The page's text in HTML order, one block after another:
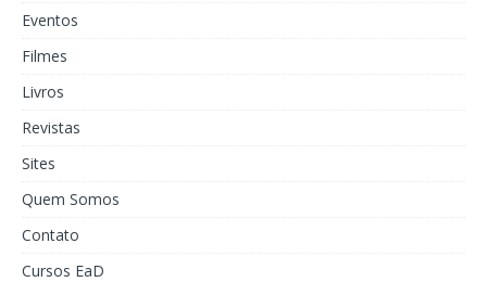
Eventos
Filmes
Livros
Revistas
Sites
Quem Somos
Contato
Cursos EaD